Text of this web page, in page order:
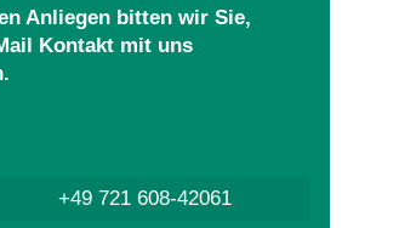
Anliegen bitten wir Sie,
Kontakt mit uns
+49 721 608-42061